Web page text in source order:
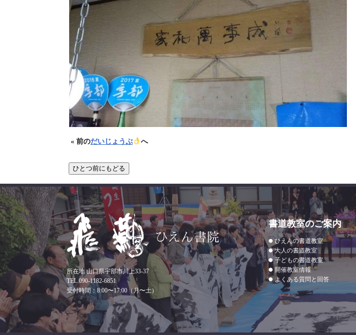
« 前のだいじょうぶ へ
所在地 山口県宇部市川上33-37
TEL.090-1182-6851
受付時間：8:00〜17:00（月〜土）
書道教室のご案内
ひえんの書道教室
大人の書道教室
子どもの書道教室
開催教室情報
よくある質問と回答